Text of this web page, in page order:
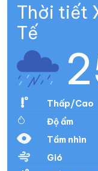
Thời tiết
Tế
Thấp/Cao
Độ ẩm
Tầm nhìn
Gió